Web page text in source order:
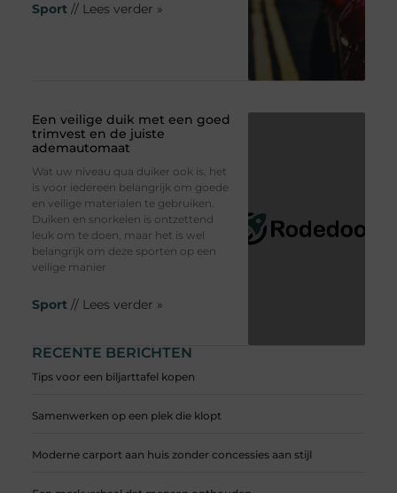
RECENTE BERICHTEN
Tips voor een biljarttafel kopen
Samenwerken op een plek die klopt
Moderne carport aan huis zonder concessies aan stijl
Sport // Lees verder »
Een veilige duik met een goed
trimvest en de juiste
ademautomaat
Wat uw niveau qua duiker ook is, het
is voor iedereen belangrijk om goede
en veilige materialen te gebruiken.
Duiken en snorkelen is ontzettend
leuk om te doen, maar het is wel
belangrijk om deze sporten op een
veilige manier
Sport // Lees verder »